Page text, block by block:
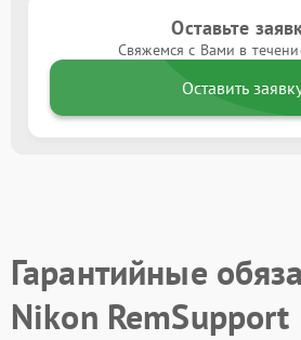
Оставьте
Свяжемся с Вами в
Оставить
Гарантийные
Nikon RemSupport